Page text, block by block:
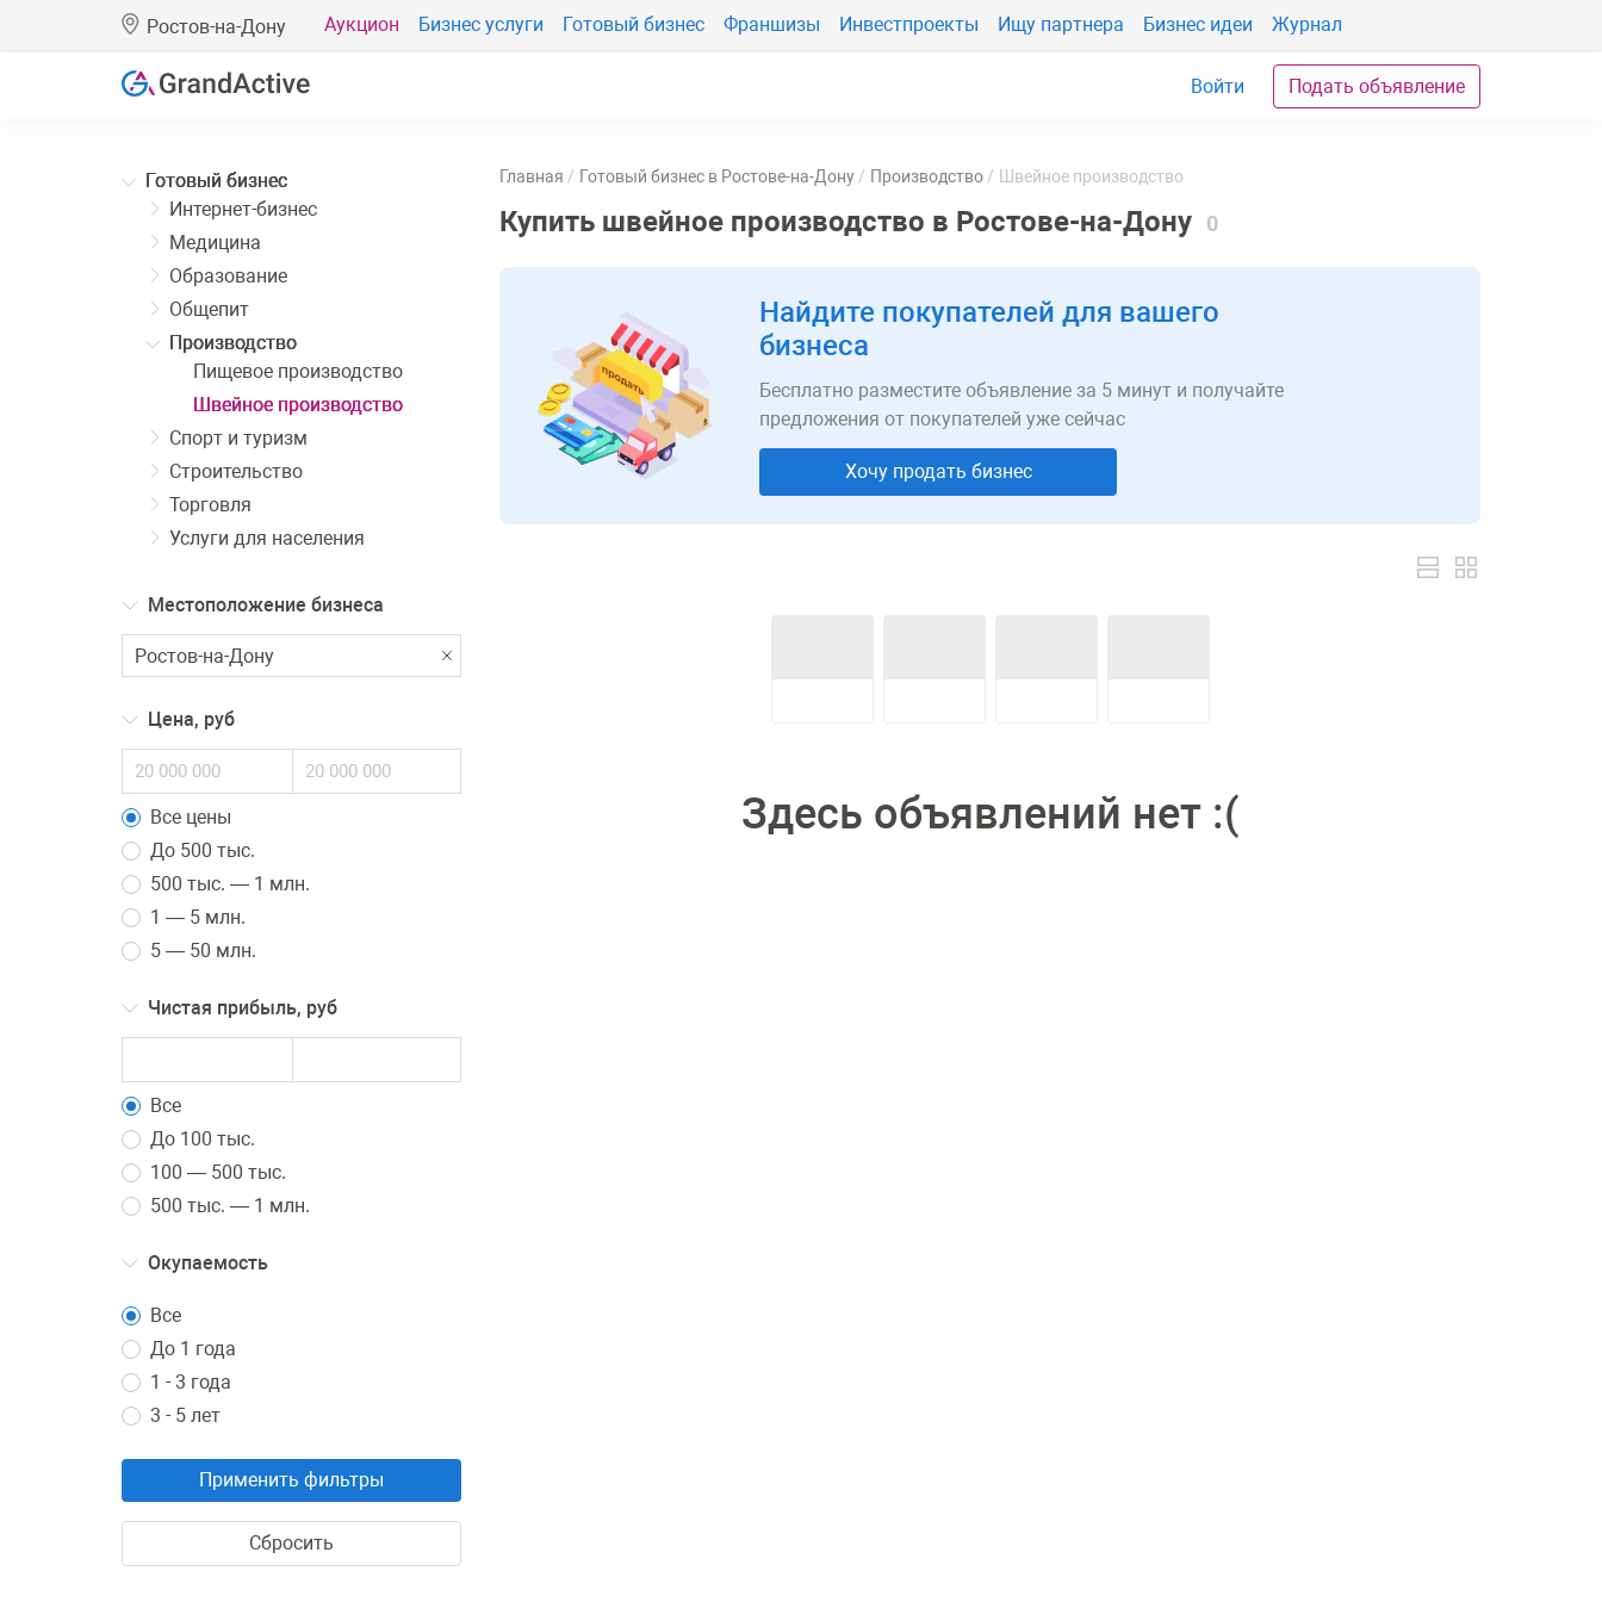
Ростов-на-Дону Аукцион Бизнес услуги Готовый бизнес Франшизы Инвестпроекты Ищу партнера Бизнес идеи Журнал
Войти Подать объявление
Готовый бизнес
Интернет-бизнес
Медицина
Образование
Общепит
Производство
Пищевое производство
Швейное производство
Спорт и туризм
Строительство
Торговля
Услуги для населения
Местоположение бизнеса
Цена, руб
Все цены
До 500 тыс.
500 тыс. — 1 млн.
1 — 5 млн.
5 — 50 млн.
Чистая прибыль, руб
Все
До 100 тыс.
100 — 500 тыс.
500 тыс. — 1 млн.
Окупаемость
Все
До 1 года
1 - 3 года
3 - 5 лет
Применить фильтры
Сбросить
Главная Готовый бизнес в Ростове-на-Дону Производство Швейное производство
Купить швейное производство в Ростове-на-Дону 0
Найдите покупателей для вашего
бизнеса
Бесплатно разместите объявление за 5 минут и получайте
предложения от покупателей уже сейчас
Хочу продать бизнес
Здесь объявлений нет :(